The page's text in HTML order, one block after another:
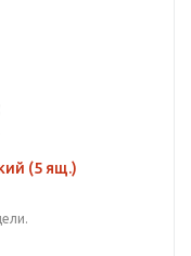
(5 ящ.)